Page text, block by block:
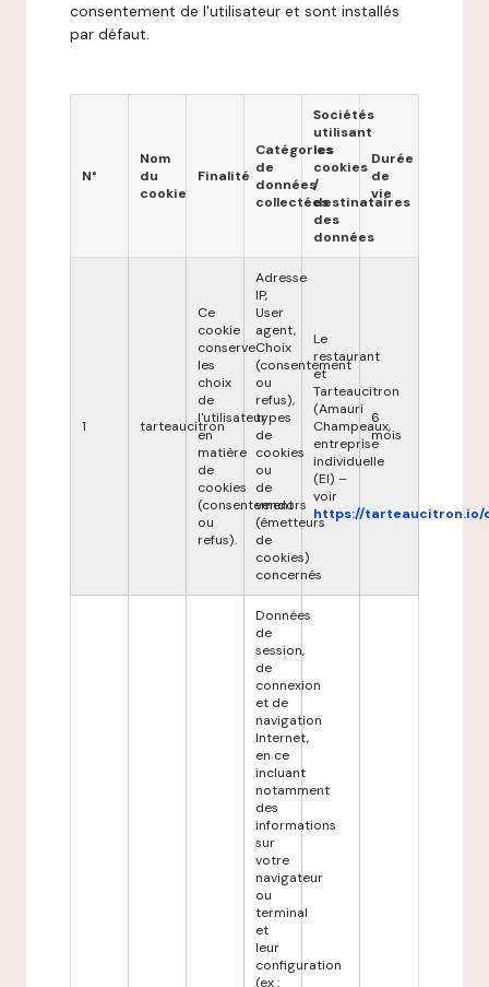
consentement de l'utilisateur et sont installés
par défaut.
N°
Nom
du
cookie
Finalité
Catégories
de
données
collectées
Sociétés
utilisant
les
cookies
/
destinataires
des
données
Durée
de
vie
1 tarteaucitron
Ce
cookie
conserve
les
choix
de
l'utilisateur
en
matière
de
cookies
(consentement
ou
refus).
Adresse
IP,
User
agent,
Choix
(consentement
ou
refus),
types
de
cookies
ou
de
vendors
(émetteurs
de
cookies)
concernés
Le
restaurant
et
Tarteaucitron
(Amauri
Champeaux,
entreprise
individuelle
(EI) –
voir
https://tarteaucitron.io/
6
mois
Données
de
session,
de
connexion
et de
navigation
Internet,
en ce
incluant
notamment
des
informations
sur
votre
navigateur
ou
terminal
et
leur
configuration
(ex :